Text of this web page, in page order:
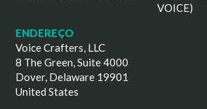
VOICE)
ENDEREÇO
Voice Crafters, LLC
8 The Green, Suite 4000
Dover, Delaware 19901
United States